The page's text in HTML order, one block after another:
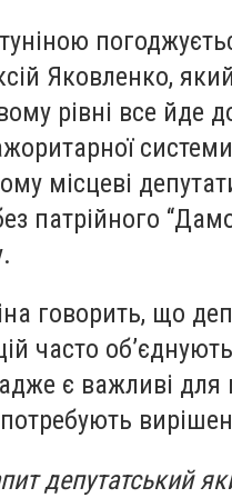
Яковленко,
рівні все йде
місцеві
патрійного
говорить, що
часто
є важливі для
депутатський